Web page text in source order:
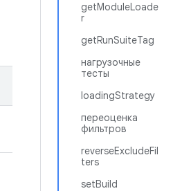
getModuleLoade
r
getRunSuiteTag
нагрузочные
тесты
loadingStrategy
переоценка
фильтров
reverseExcludeFil
ters
setBuild